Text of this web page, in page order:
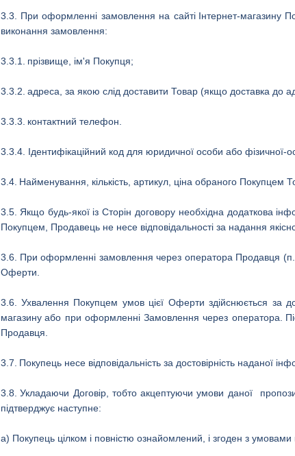
3.3. При оформленні замовлення на сайті Інтернет-магазину
виконання замовлення:
3.3.1. прізвище, ім'я Покупця;
3.3.2. адреса, за якою слід доставити Товар (якщо доставка до
3.3.3. контактний телефон.
3.3.4. Ідентифікаційний код для юридичної особи або фізичної-
3.4. Найменування, кількість, артикул, ціна обраного Покупцем
3.5. Якщо будь-якої із Сторін договору необхідна додаткова
Покупцем, Продавець не несе відповідальності за надання
3.6. При оформленні замовлення через оператора Продавця
Оферти.
3.6. Ухвалення Покупцем умов цієї Оферти здійснюється за
магазину або при оформленні Замовлення через оператора.
Продавця.
3.7. Покупець несе відповідальність за достовірність наданої
3.8. Укладаючи Договір, тобто акцептуючи умови даної
підтверджує наступне:
а) Покупець цілком і повністю ознайомлений, і згоден з умовами